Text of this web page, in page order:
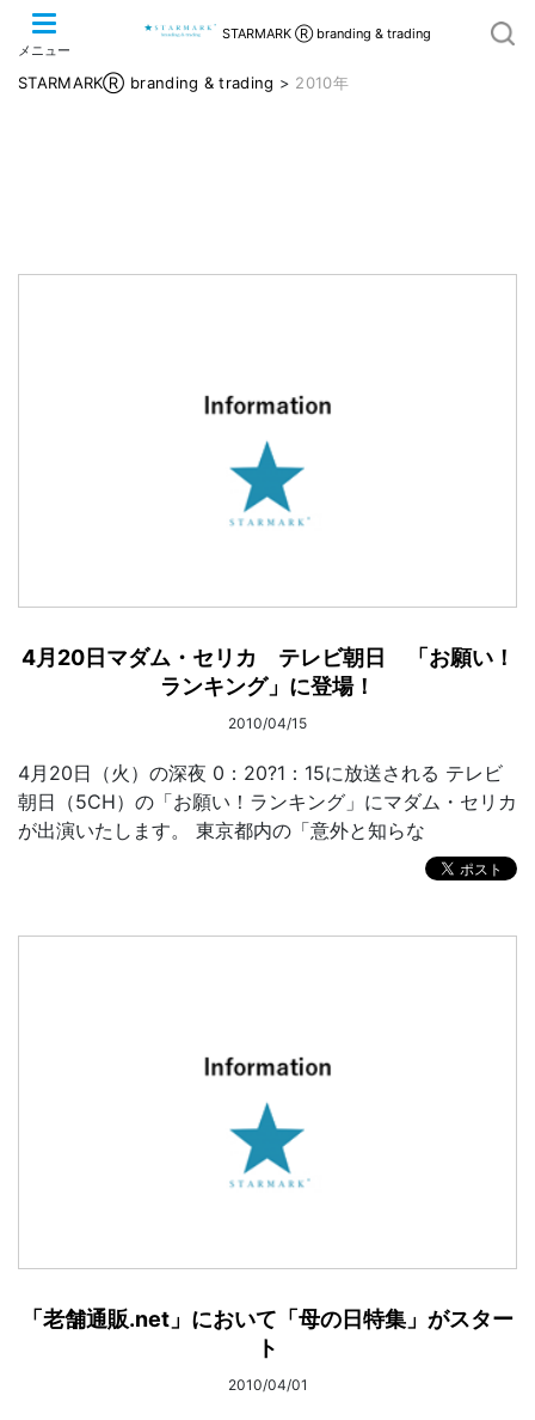
メニュー
STARMARK Ⓡ branding & trading
STARMARKⓇ branding & trading > 2010年
4月20日マダム・セリカ テレビ朝日 「お願い！
ランキング」に登場！
2010/04/15
4月20日（火）の深夜 0：20?1：15に放送される テレビ
朝日（5CH）の「お願い！ランキング」にマダム・セリカ
が出演いたします。 東京都内の「意外と知らな
「老舗通販.net」において「母の日特集」がスター
ト
2010/04/01